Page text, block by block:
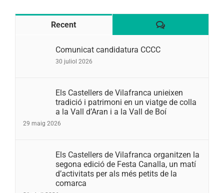
Recent Comentaris
Comunicat candidatura CCCC
30 juliol 2026
Els Castellers de Vilafranca unieixen
tradició i patrimoni en un viatge de colla
a la Vall d’Aran i a la Vall de Boí
29 maig 2026
Els Castellers de Vilafranca organitzen la
segona edició de Festa Canalla, un matí
d’activitats per als més petits de la
comarca